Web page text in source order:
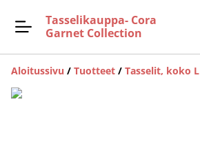
Tasselikauppa- Cora
Garnet Collection
Aloitussivu / Tuotteet / Tasselit, koko L